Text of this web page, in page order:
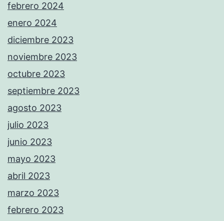
febrero 2024
enero 2024
diciembre 2023
noviembre 2023
octubre 2023
septiembre 2023
agosto 2023
julio 2023
junio 2023
mayo 2023
abril 2023
marzo 2023
febrero 2023